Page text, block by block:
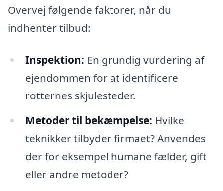
Overvej følgende faktorer, når du
indhenter tilbud:
Inspektion: En grundig vurdering af
ejendommen for at identificere
rotternes skjulesteder.
Metoder til bekæmpelse: Hvilke
teknikker tilbyder firmaet? Anvendes
der for eksempel humane fælder, gift
eller andre metoder?